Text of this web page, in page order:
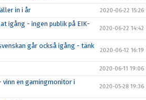
in i år 2020-06-22 15:26
igång - ingen publik på EIK-
2020-06-22 14:42
går också igång - tänk
2020-06-12 16:19
2020-06-11 19:06
vinn en gamingmonitor i
2020-05-28 19:36